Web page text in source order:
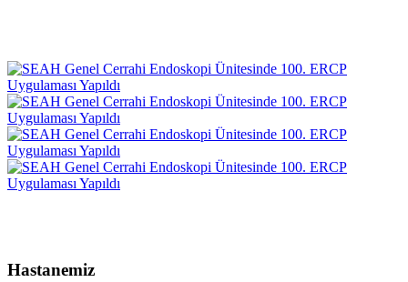
Hastanemiz